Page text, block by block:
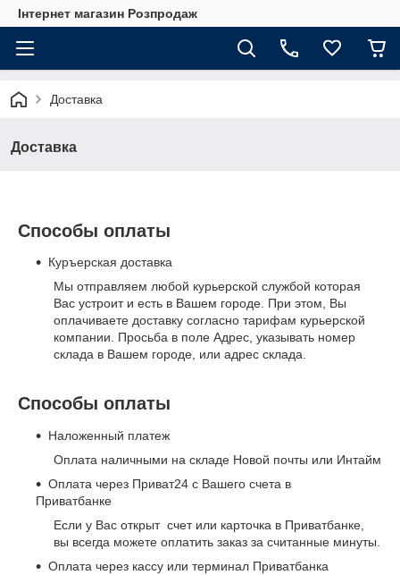
Інтернет магазин Розпродаж
Доставка
Доставка
Способы оплаты
Куръерская доставка
Мы отправляем любой курьерской службой которая
Вас устроит и есть в Вашем городе. При этом, Вы
оплачиваете доставку согласно тарифам курьерской
компании. Просьба в поле Адрес, указывать номер
склада в Вашем городе, или адрес склада.
Способы оплаты
Наложенный платеж
Оплата наличными на складе Новой почты или Интайм
Оплата через Приват24 с Вашего счета в
Приватбанке
Если у Вас открыт счет или карточка в Приватбанке,
вы всегда можете оплатить заказ за считанные минуты.
Оплата через кассу или терминал Приватбанка